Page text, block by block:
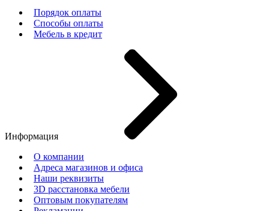
Порядок оплаты
Способы оплаты
Мебель в кредит
Информация
О компании
Адреса магазинов и офиса
Наши реквизиты
3D расстановка мебели
Оптовым покупателям